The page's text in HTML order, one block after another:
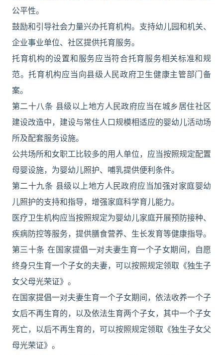
公平性。
鼓励和引导社会力量兴办托育机构。支持幼儿园和机关、
企业事业单位、社区提供托育服务。
托育机构的设置和服务应当符合托育服务相关标准和规
范。托育机构应当向县级人民政府卫生健康主管部门备
案。
第二十八条 县级以上地方人民政府应当在城乡居住社区
建设改造中，建设与常住人口规模相适应的婴幼儿活动场
所及配套服务设施。
公共场所和女职工比较多的用人单位，应当按照规定配置
母婴设施，为婴幼儿照护、哺乳提供便利条件。
第二十九条 县级以上地方人民政府应当加强对家庭婴幼
儿照护的支持和指导，增强家庭科学育儿能力。
医疗卫生机构应当按照规定为婴幼儿家庭开展预防接种、
疾病防控等服务，提供膳食营养、生长发育等健康指导。
第三十条 在国家提倡一对夫妻生育一个子女期间，自愿
终身只生育一个子女的夫妻，可以按照规定领取《独生子
女父母光荣证》。
在国家提倡一对夫妻生育一个子女期间，依法收养一个子
女后不再生育的，以及依法生育两个子女，其中一个子女
死亡，以后不再生育的，可以按照规定领取《独生子女父
母光荣证》。